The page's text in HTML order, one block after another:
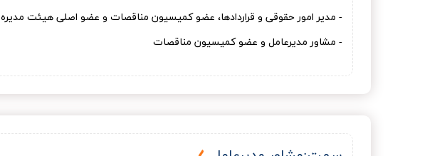
- مدیر امور حقوقی و قراردادها، عضو کمیسیون مناقصات و عضو اصلی هیئت مدیره
- مشاور مدیرعامل و عضو کمیسیون مناقصات